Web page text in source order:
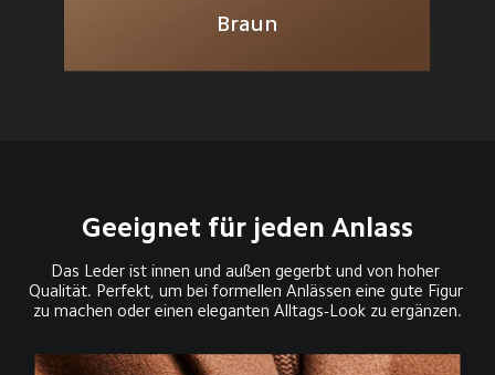
Braun
Geeignet für jeden Anlass
Das Leder ist innen und außen gegerbt und von hoher
Qualität. Perfekt, um bei formellen Anlässen eine gute Figur
zu machen oder einen eleganten Alltags-Look zu ergänzen.